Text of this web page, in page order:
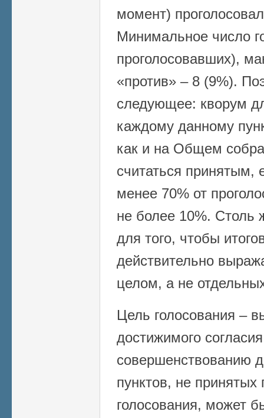
момент)
Минимальное число
проголосовавших),
«против» – 8 (9%).
следующее: кворум
каждому данному
как и на Общем
считаться принятым,
менее 70% от
не более 10%. Столь
для того, чтобы
действительно
целом, а не
Цель голосования –
достижимого
совершенствованию
пунктов, не принятых
голосования, может